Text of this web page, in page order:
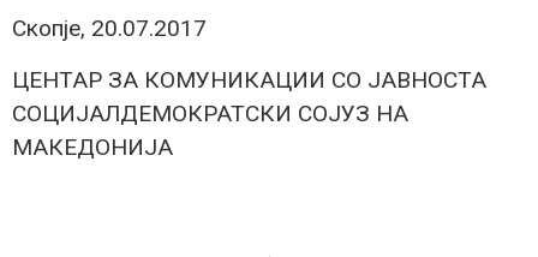
Скопје, 20.07.2017
ЦЕНТАР ЗА КОМУНИКАЦИИ СО ЈАВНОСТА
СОЦИЈАЛДЕМОКРАТСКИ СОЈУЗ НА
МАКЕДОНИЈА